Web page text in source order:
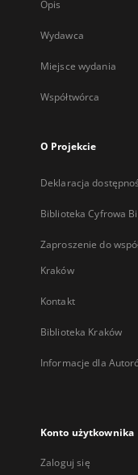
Opis
Wydawca
Miejsce wydania
Współtwórca
O Projekcie
Deklaracja
Biblioteka Cyfrowa
Zaproszenie do
Kraków
Kontakt
Biblioteka Kraków
Informacje dla
Konto użytkownika
Zaloguj się